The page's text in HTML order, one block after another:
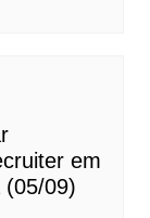
em
(05/09)